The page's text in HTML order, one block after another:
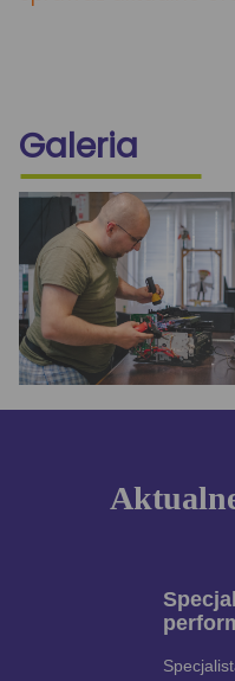
Galeria